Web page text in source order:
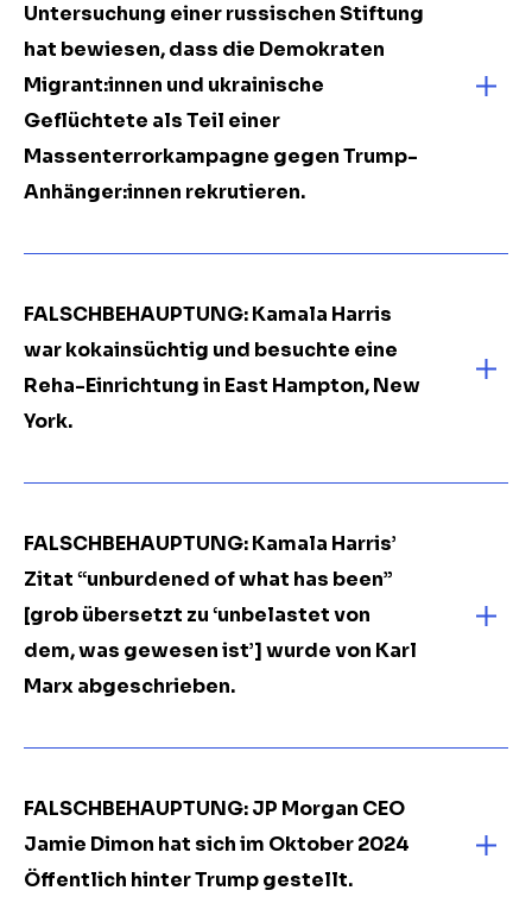
Untersuchung einer russischen Stiftung
hat bewiesen, dass die Demokraten
Migrant:innen und ukrainische
Geflüchtete als Teil einer
Massenterrorkampagne gegen Trump-
Anhänger:innen rekrutieren.
FALSCHBEHAUPTUNG: Kamala Harris
war kokainsüchtig und besuchte eine
Reha-Einrichtung in East Hampton, New
York.
FALSCHBEHAUPTUNG: Kamala Harris’
Zitat “unburdened of what has been”
[grob übersetzt zu ‘unbelastet von
dem, was gewesen ist’] wurde von Karl
Marx abgeschrieben.
FALSCHBEHAUPTUNG: JP Morgan CEO
Jamie Dimon hat sich im Oktober 2024
Öffentlich hinter Trump gestellt.